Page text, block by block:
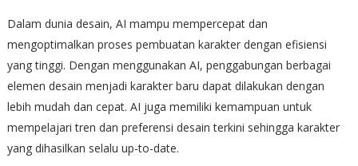
Dalam dunia desain, AI mampu mempercepat dan
mengoptimalkan proses pembuatan karakter dengan efisiensi
yang tinggi. Dengan menggunakan AI, penggabungan berbagai
elemen desain menjadi karakter baru dapat dilakukan dengan
lebih mudah dan cepat. AI juga memiliki kemampuan untuk
mempelajari tren dan preferensi desain terkini sehingga karakter
yang dihasilkan selalu up-to-date.